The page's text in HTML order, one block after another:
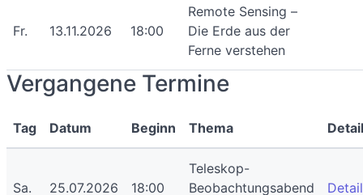
Fr. 13.11.2026 18:00
Remote Sensing –
Die Erde aus der
Ferne verstehen
Vergangene Termine
Tag Datum Beginn Thema
Sa. 25.07.2026 18:00
Teleskop-
Beobachtungsabend